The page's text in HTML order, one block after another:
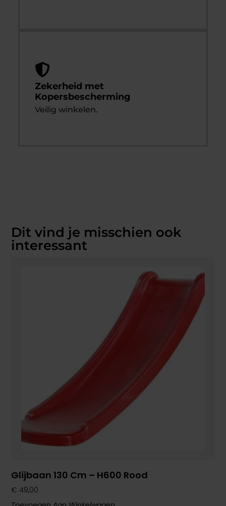
Zekerheid met
Kopersbescherming
Veilig winkelen.
Dit vind je misschien ook
interessant
Glijbaan 130 Cm – H600 Rood
€ 49,00